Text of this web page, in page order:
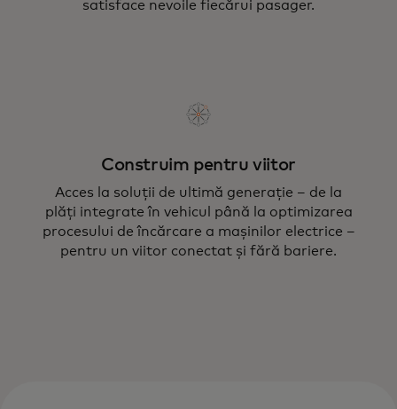
satisface nevoile fiecărui pasager.
Construim pentru viitor
Acces la soluții de ultimă generație – de la
plăți integrate în vehicul până la optimizarea
procesului de încărcare a mașinilor electrice –
pentru un viitor conectat și fără bariere.